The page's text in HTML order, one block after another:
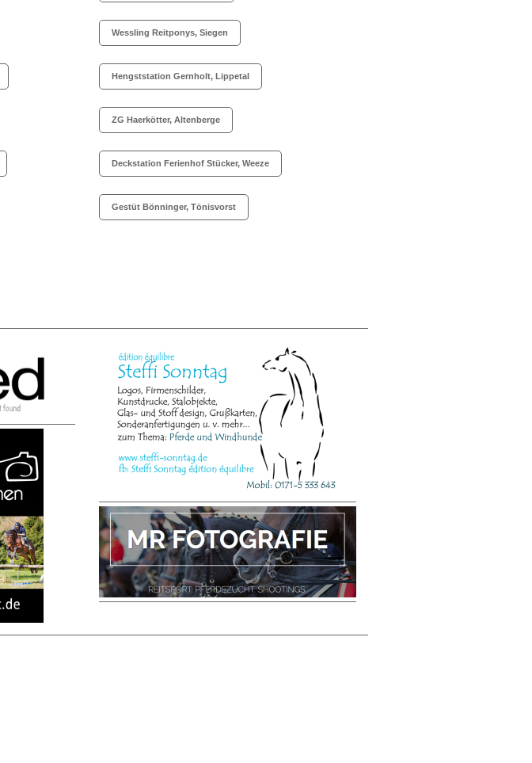
Wessling Reitponys, Siegen
Hengststation Gernholt, Lippetal
ZG Haerkötter, Altenberge
Deckstation Ferienhof Stücker, Weeze
Gestüt Bönninger, Tönisvorst